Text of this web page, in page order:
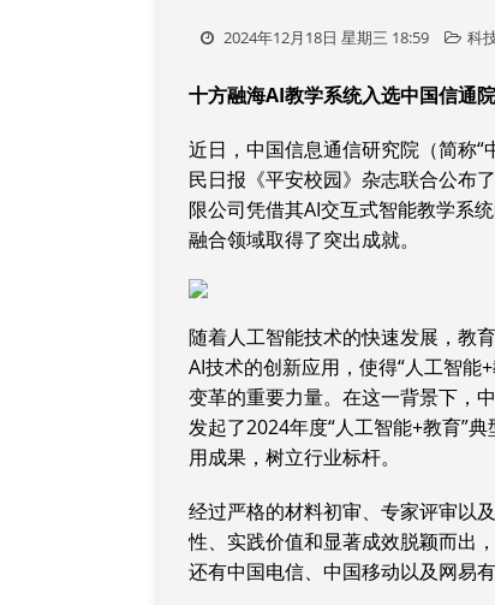
2024年12月18日 星期三 18:59 科
十方融海AI教学系统入选中国信通院
近日，中国信息通信研究院（简称
民日报《平安校园》杂志联合公布
限公司凭借其AI交互式智能教学系
融合领域取得了突出成就。
随着人工智能技术的快速发展，教
AI技术的创新应用，使得“人工智能
变革的重要力量。在这一背景下，
发起了2024年度“人工智能+教育”
用成果，树立行业标杆。
经过严格的材料初审、专家评审以
性、实践价值和显著成效脱颖而出
还有中国电信、中国移动以及网易